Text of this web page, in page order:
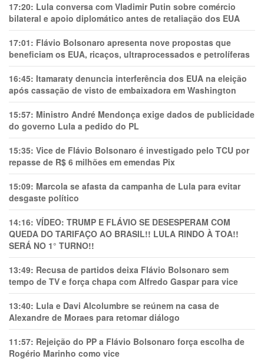
17:20: Lula conversa com Vladimir Putin sobre comércio
bilateral e apoio diplomático antes de retaliação dos EUA
17:01: Flávio Bolsonaro apresenta nove propostas que
beneficiam os EUA, ricaços, ultraprocessados e petrolíferas
16:45: Itamaraty denuncia interferência dos EUA na eleição
após cassação de visto de embaixadora em Washington
15:57: Ministro André Mendonça exige dados de publicidade
do governo Lula a pedido do PL
15:35: Vice de Flávio Bolsonaro é investigado pelo TCU por
repasse de R$ 6 milhões em emendas Pix
15:09: Marcola se afasta da campanha de Lula para evitar
desgaste político
14:16: VÍDEO: TRUMP E FLÁVIO SE DESESPERAM COM
QUEDA DO TARIFAÇO AO BRASIL!! LULA RINDO À TOA!!
SERÁ NO 1° TURNO!!
13:49: Recusa de partidos deixa Flávio Bolsonaro sem
tempo de TV e força chapa com Alfredo Gaspar para vice
13:40: Lula e Davi Alcolumbre se reúnem na casa de
Alexandre de Moraes para retomar diálogo
11:57: Rejeição do PP a Flávio Bolsonaro força escolha de
Rogério Marinho como vice